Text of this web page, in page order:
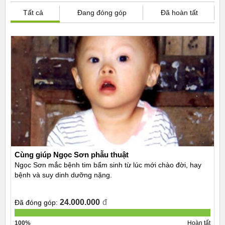
Tất cả Đang đóng góp Đã hoàn tất
Cùng giúp Ngọc Sơn phẫu thuật
Ngọc Sơn mắc bệnh tim bẩm sinh từ lúc mới chào đời, hay
bệnh và suy dinh dưỡng nặng.
Đã đóng góp: 24.000.000 đ
100% Hoàn tất